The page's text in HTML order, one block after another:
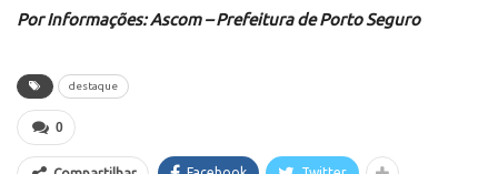
Por Informações: Ascom – Prefeitura de Porto Seguro
destaque
0